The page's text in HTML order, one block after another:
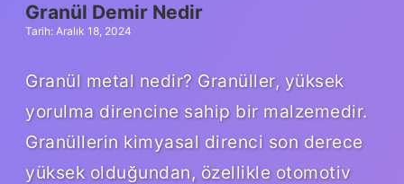
Granül Demir Nedir
Tarih: Aralık 18, 2024
Granül metal nedir? Granüller, yüksek
yorulma direncine sahip bir malzemedir.
Granüllerin kimyasal direnci son derece
yüksek olduğundan, özellikle otomotiv